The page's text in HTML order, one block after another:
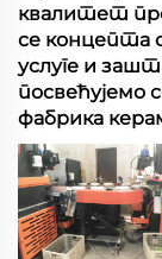
квалитет
се концепта
услуге и
посвећујемо
фабрика